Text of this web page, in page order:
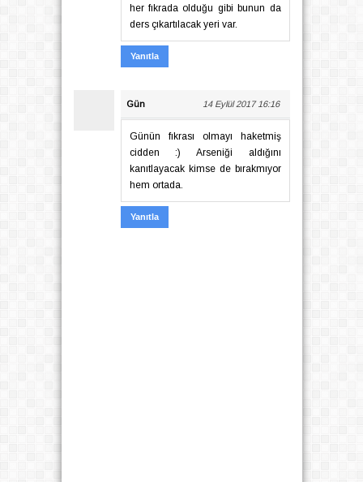
her fıkrada olduğu gibi bunun da
ders çıkartılacak yeri var.
Yanıtla
Gün 14 Eylül 2017 16:16
Günün fıkrası olmayı haketmiş
cidden :) Arseniği aldığını
kanıtlayacak kimse de bırakmıyor
hem ortada.
Yanıtla